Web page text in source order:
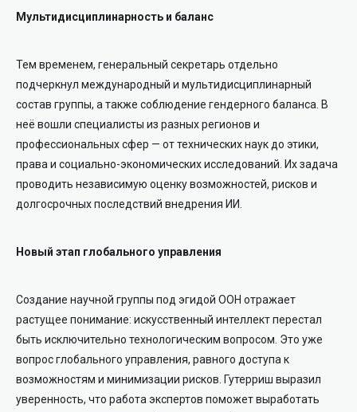
Мультидисциплинарность и баланс
Тем временем, генеральный секретарь отдельно
подчеркнул международный и мультидисциплинарный
состав группы, а также соблюдение гендерного баланса. В
неё вошли специалисты из разных регионов и
профессиональных сфер — от технических наук до этики,
права и социально-экономических исследований. Их задача
проводить независимую оценку возможностей, рисков и
долгосрочных последствий внедрения ИИ.
Новый этап глобального управления
Создание научной группы под эгидой ООН отражает
растущее понимание: искусственный интеллект перестал
быть исключительно технологическим вопросом. Это уже
вопрос глобального управления, равного доступа к
возможностям и минимизации рисков. Гутерриш выразил
уверенность, что работа экспертов поможет выработать